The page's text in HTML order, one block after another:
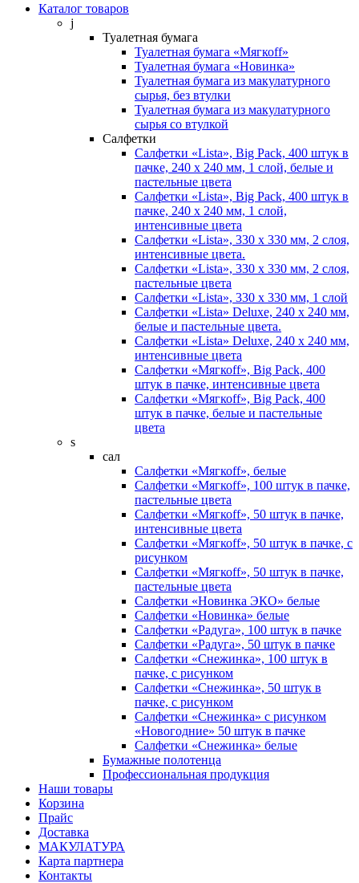
Каталог товаров
j
Туалетная бумага
Туалетная бумага «Мягкоff»
Туалетная бумага «Новинка»
Туалетная бумага из макулатурного
сырья, без втулки
Туалетная бумага из макулатурного
сырья со втулкой
Салфетки
Салфетки «Lista», Big Pack, 400 штук в
пачке, 240 х 240 мм, 1 слой, белые и
пастельные цвета
Салфетки «Lista», Big Pack, 400 штук в
пачке, 240 х 240 мм, 1 слой,
интенсивные цвета
Салфетки «Lista», 330 х 330 мм, 2 слоя,
интенсивные цвета.
Салфетки «Lista», 330 х 330 мм, 2 слоя,
пастельные цвета
Салфетки «Lista», 330 х 330 мм, 1 слой
Салфетки «Lista» Deluxe, 240 х 240 мм,
белые и пастельные цвета.
Салфетки «Lista» Deluxe, 240 х 240 мм,
интенсивные цвета
Салфетки «Мягкоff», Big Pack, 400
штук в пачке, интенсивные цвета
Салфетки «Мягкоff», Big Pack, 400
штук в пачке, белые и пастельные
цвета
s
сал
Салфетки «Мягкоff», белые
Салфетки «Мягкоff», 100 штук в пачке,
пастельные цвета
Салфетки «Мягкоff», 50 штук в пачке,
интенсивные цвета
Салфетки «Мягкоff», 50 штук в пачке, с
рисунком
Салфетки «Мягкоff», 50 штук в пачке,
пастельные цвета
Салфетки «Новинка ЭКО» белые
Салфетки «Новинка» белые
Салфетки «Радуга», 100 штук в пачке
Салфетки «Радуга», 50 штук в пачке
Салфетки «Снежинка», 100 штук в
пачке, с рисунком
Салфетки «Снежинка», 50 штук в
пачке, с рисунком
Салфетки «Снежинка» с рисунком
«Новогодние» 50 штук в пачке
Салфетки «Снежинка» белые
Бумажные полотенца
Профессиональная продукция
Наши товары
Корзина
Прайс
Доставка
МАКУЛАТУРА
Карта партнера
Контакты